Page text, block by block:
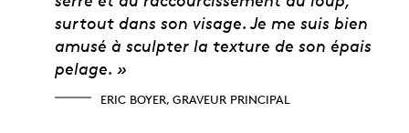
surtout dans son visage. Je me suis bien
amusé à sculpter la texture de son épais
pelage. »
ERIC BOYER, GRAVEUR PRINCIPAL